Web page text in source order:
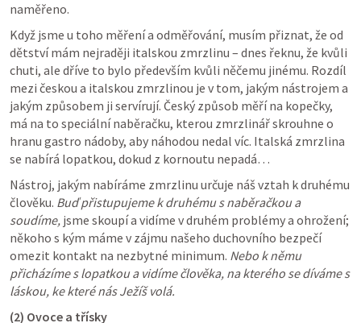
naměřeno.
Když jsme u toho měření a odměřování, musím přiznat, že od
dětství mám nejraději italskou zmrzlinu – dnes řeknu, že kvůli
chuti, ale dříve to bylo především kvůli něčemu jinému. Rozdíl
mezi českou a italskou zmrzlinou je v tom, jakým nástrojem a
jakým způsobem ji servírují. Český způsob měří na kopečky,
má na to speciální naběračku, kterou zmrzlinář skrouhne o
hranu gastro nádoby, aby náhodou nedal víc. Italská zmrzlina
se nabírá lopatkou, dokud z kornoutu nepadá…
Nástroj, jakým nabíráme zmrzlinu určuje náš vztah k druhému
člověku. Buď přistupujeme k druhému s naběračkou a
soudíme, jsme skoupí a vidíme v druhém problémy a ohrožení;
někoho s kým máme v zájmu našeho duchovního bezpečí
omezit kontakt na nezbytné minimum. Nebo k němu
přicházíme s lopatkou a vidíme člověka, na kterého se díváme s
láskou, ke které nás Ježíš volá.
(2) Ovoce a třísky